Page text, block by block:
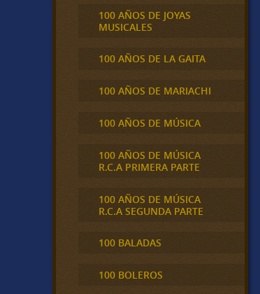
100 AÑOS DE JOYAS
MUSICALES
100 AÑOS DE LA GAITA
100 AÑOS DE MARIACHI
100 AÑOS DE MÚSICA
100 AÑOS DE MÚSICA
R.C.A PRIMERA PARTE
100 AÑOS DE MÚSICA
R.C.A SEGUNDA PARTE
100 BALADAS
100 BOLEROS